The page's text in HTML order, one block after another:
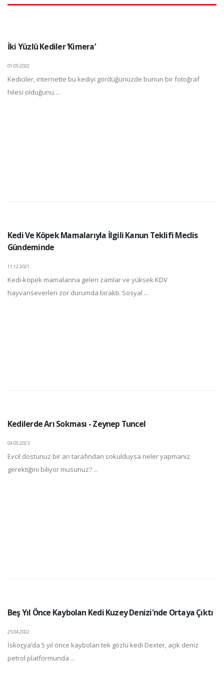
İki Yüzlü Kediler ‘Kimera’
01.05.2022
Kediciler, internette bu kediyi gördüğünüzde bunun bir fotoğraf
hilesi olduğunu ...
Kedi Ve Köpek Mamalarıyla İlgili Kanun Teklifi Meclis
Gündeminde
11.12.2021
Kedi-köpek mamalarına gelen zamlar ve yüksek KDV
hayvanseverleri zor durumda bıraktı. Sosyal ...
Kedilerde Arı Sokması - Zeynep Tuncel
04.05.2023
Evcil dostunuz bir arı tarafından sokulduysa neler yapmanız
gerektiğini biliyor musunuz? ...
Beş Yıl Önce Kaybolan Kedi Kuzey Denizi'nde Ortaya Çıktı
25.04.2022
İskoçya’da 5 yıl önce kaybolan tek gözlü kedi Dexter, açık deniz
petrol platformunda ...